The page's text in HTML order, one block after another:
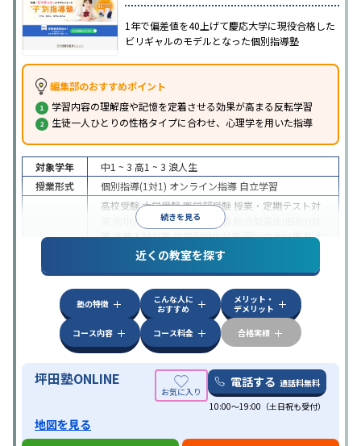
1年で偏差値を40上げて慶応大学に現役合格した
ビリギャルのモデルとなった個別指導塾
編集部のおすすめポイント
学習内容の理解度や記憶を定着させる効果が高まる反転学習
生徒一人ひとりの性格タイプに合わせ、心理学を用いた指導
続きを見る
対象学年 中1 ~ 3 高1 ~ 3 浪人生
授業形式
個別指導(1対1) オンライン指導 自立学習
高校受験大学受験医学部受験 授業・定期テスト対
内申点対策学習習慣の定着
策推薦入試対策学校別特化対策国公立大対策私大
共通テスト対策英検(英語検定)対策
その
特徴
中高一貫校生に対応授業の振替可能 不登校生に対
学習にPC・タブレットを利用オンライン対応
科目から受講可能季節講習のみの受講可発達障害
の子どもに対応
近くの教室を探す
塾の特徴
こんな人に
おすすめ
メリット・
デメリット
コース内容
コース料金 合格実績
坪田塾ONLINE 電話する 通話料無料
10:00～19:00（土日祝も受付）
地図を見る